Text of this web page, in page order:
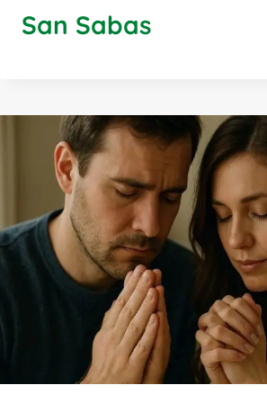
San Sabas